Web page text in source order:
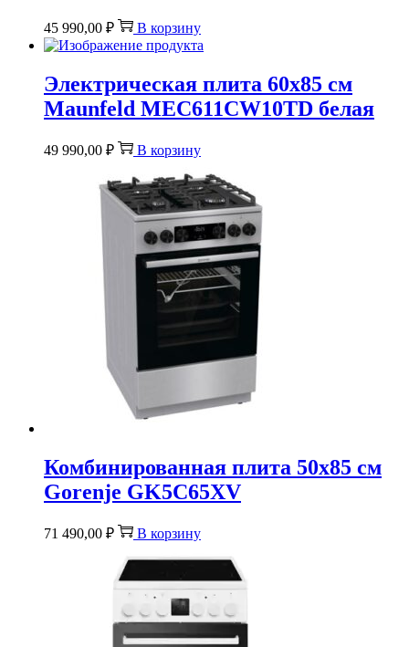
45 990,00 ₽ В корзину
Электрическая плита 60х85 см
Maunfeld MEC611CW10TD белая
49 990,00 ₽ В корзину
Комбинированная плита 50х85 см
Gorenje GK5C65XV
71 490,00 ₽ В корзину